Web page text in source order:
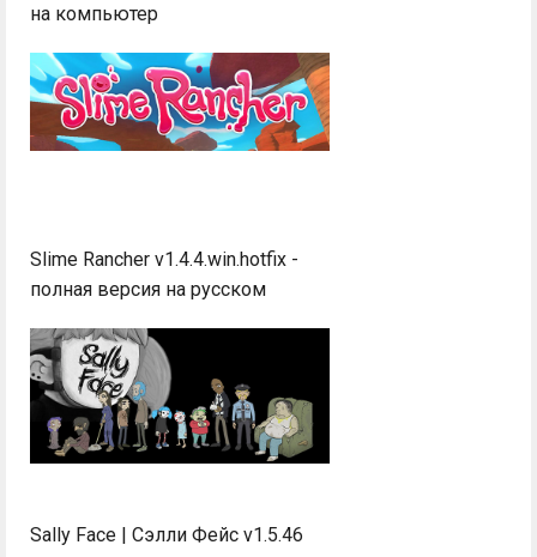
на компьютер
Slime Rancher v1.4.4.win.hotfix -
полная версия на русском
Sally Face | Сэлли Фейс v1.5.46